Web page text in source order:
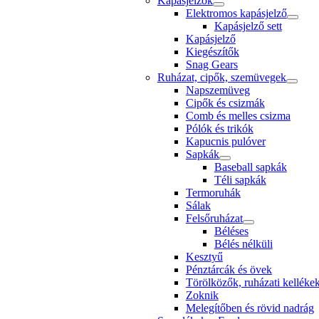
Elektromos kapásjelző
Kapásjelző sett
Kapásjelző
Kiegészítők
Snag Gears
Ruházat, cipők, szemüvegek
Napszemüveg
Cipők és csizmák
Comb és melles csizma
Pólók és trikók
Kapucnis pulóver
Sapkák
Baseball sapkák
Téli sapkák
Termoruhák
Sálak
Felsőruházat
Béléses
Bélés nélküli
Kesztyű
Pénztárcák és övek
Törölközők, ruházati
Zoknik
Melegítőben és rövid nadrág